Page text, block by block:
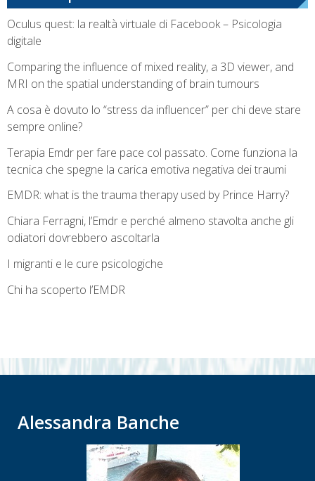
Oculus quest: la realtà virtuale di Facebook – Psicologia
digitale
Comparing the influence of mixed reality, a 3D viewer, and
MRI on the spatial understanding of brain tumours
A cosa è dovuto lo “stress da influencer” per chi deve stare
sempre online?
Terapia Emdr per fare pace col passato. Come funziona la
tecnica che spegne la carica emotiva negativa dei traumi
EMDR: what is the trauma therapy used by Prince Harry?
Chiara Ferragni, l’Emdr e perché almeno stavolta anche gli
odiatori dovrebbero ascoltarla
I migranti e le cure psicologiche
Chi ha scoperto l’EMDR
Alessandra Banche